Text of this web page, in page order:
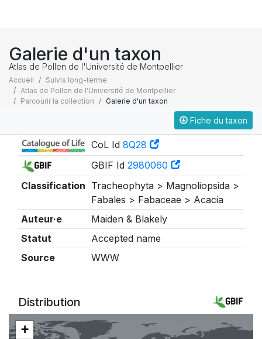
Galerie d'un taxon
Atlas de Pollen de l'Université de Montpellier
Accueil
Suivis long-terme
Atlas de Pollen de l'Université de Montpellier
Parcourir la collection
Galerie d'un taxon
Fiche du taxon
CoL Id 8Q28
GBIF Id 2980060
Classification Tracheophyta > Magnoliopsida >
Fabales > Fabaceae > Acacia
Auteur·e
Maiden & Blakely
Statut
Accepted name
Source
WWW
Distribution
+